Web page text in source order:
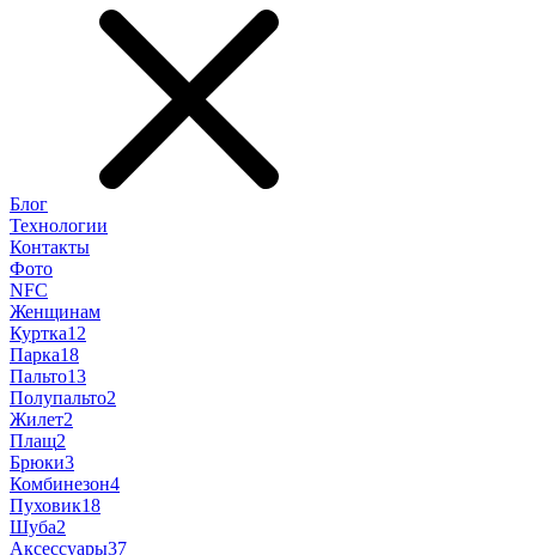
Блог
Технологии
Контакты
Фото
NFC
Женщинам
Куртка12
Парка18
Пальто13
Полупальто2
Жилет2
Плащ2
Брюки3
Комбинезон4
Пуховик18
Шуба2
Аксессуары37